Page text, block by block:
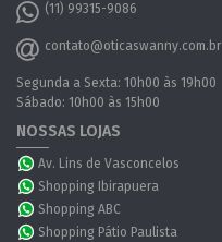
(11) 99315-9086
contato@oticaswanny.com.br
Segunda a Sexta: 10h00 às 19h00
Sábado: 10h00 às 15h00
NOSSAS LOJAS
Av. Lins de Vasconcelos
Shopping Ibirapuera
Shopping ABC
Shopping Pátio Paulista